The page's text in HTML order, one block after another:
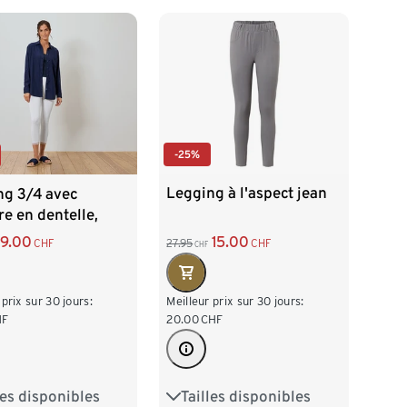
54 XXL 52/54
3/4 avec
en dentelle,
9.00 CHF
sur 30 jours:
disponibles
M 40/42
-25%
Legging à l'aspect jean
27.95 CHF 15.00 CHF
Meilleur prix sur 30 jours:
20.00CHF
Tailles disponibles
S 36/38 M 40/42